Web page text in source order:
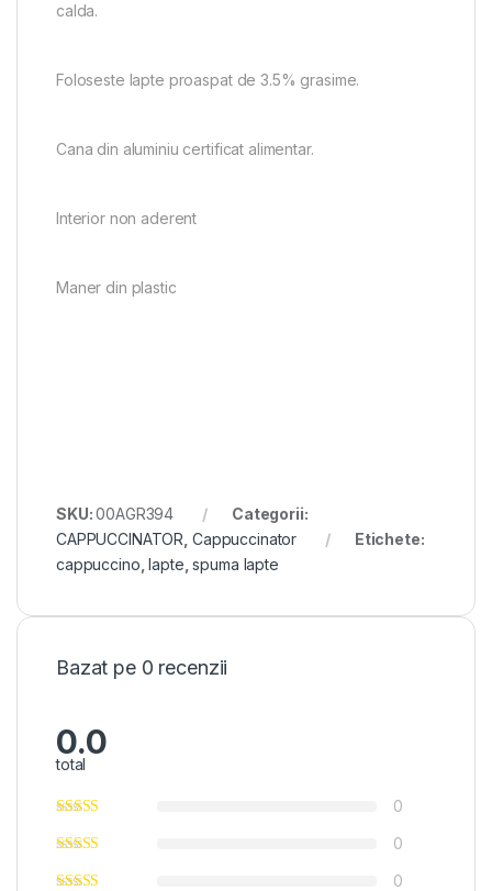
calda.
Foloseste lapte proaspat de 3.5% grasime.
Cana din aluminiu certificat alimentar.
Interior non aderent
Maner din plastic
SKU:00AGR394
Categorii:
CAPPUCCINATOR Cappuccinator
Etichete:
cappuccino ,lapte ,spuma lapte
Bazat pe 0 recenzii
0.0
total
0
0
0